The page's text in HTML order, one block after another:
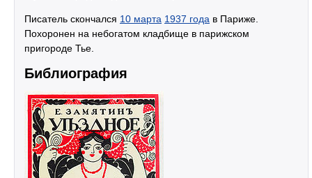
Писатель скончался 10 марта 1937 года в Париже.
Похоронен на небогатом кладбище в парижском
пригороде Тье.
Библиография